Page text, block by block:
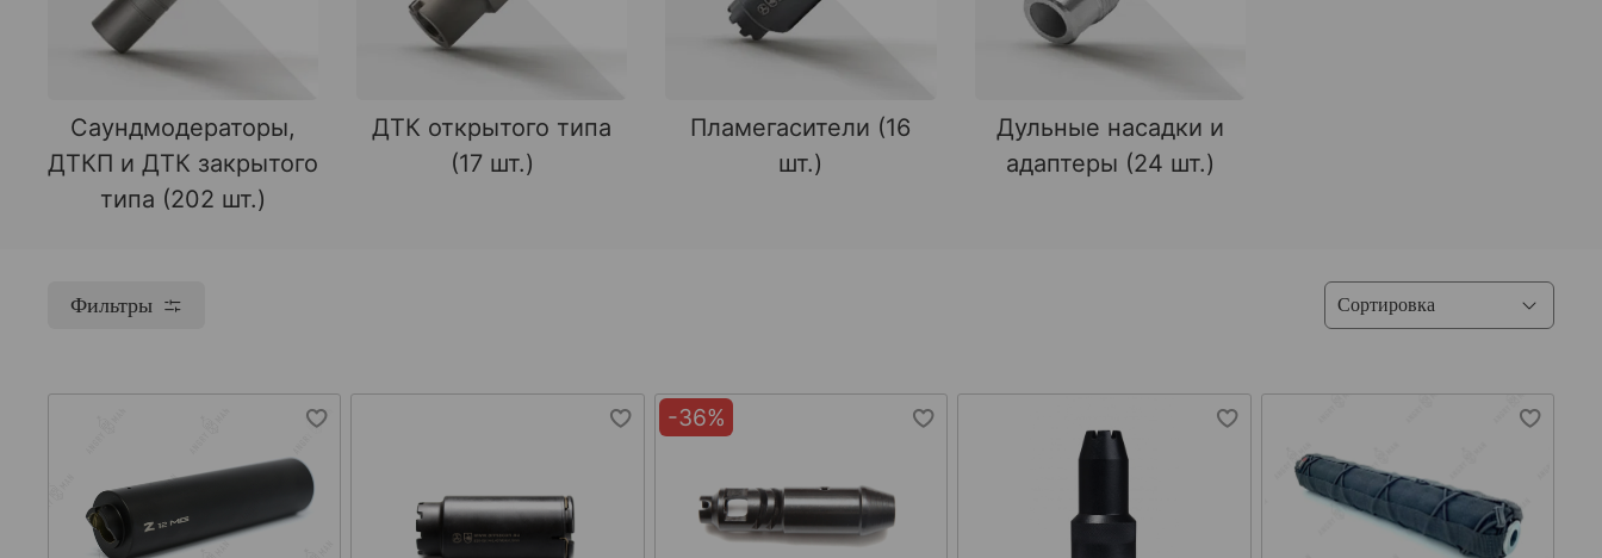
Саундмодераторы,
ДТКП и ДТК закрытого
типа (202 шт.)
ДТК открытого типа
(17 шт.)
Пламегасители (16
шт.)
Дульные насадки и
адаптеры (24 шт.)
Фильтры
-36%